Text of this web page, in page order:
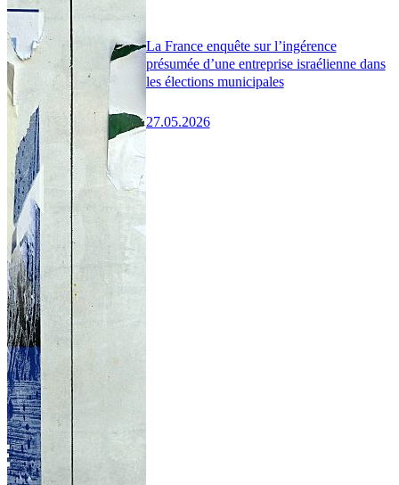
La France enquête sur l’ingérence
présumée d’une entreprise israélienne dans
les élections municipales
27.05.2026